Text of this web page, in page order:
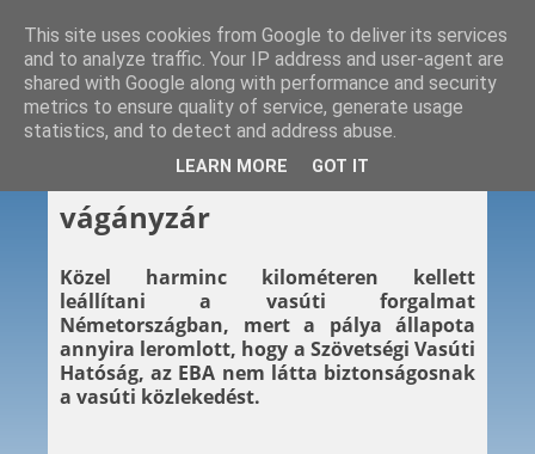
2012. 09. 28.
Harminc kilométer
vágányzár
Közel harminc kilométeren kellett
leállítani a vasúti forgalmat
Németországban, mert a pálya állapota
annyira leromlott, hogy a Szövetségi Vasúti
Hatóság, az EBA nem látta biztonságosnak
a vasúti közlekedést.
This site uses cookies from Google to deliver its services
and to analyze traffic. Your IP address and user-agent are
shared with Google along with performance and security
metrics to ensure quality of service, generate usage
statistics, and to detect and address abuse.
LEARN MORE GOT IT